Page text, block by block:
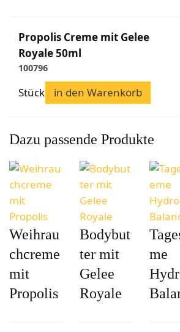
Wabenhonigwelt
Diverses
Lagerung
Pollenernte
Bienenluft
Fachliteratur
Imkerei
Bienengesundheit
Bienenweide
Königinnenzucht
Diverse Fachliteratur
Geschenke/Diverses
Propolis Creme mit Gelee
Royale 50ml
100796
Stück in den Warenkorb
Dazu passende Produkte
Weihrau
chcreme
mit
Propolis
Bodybut
ter mit
Gelee
Royale
me